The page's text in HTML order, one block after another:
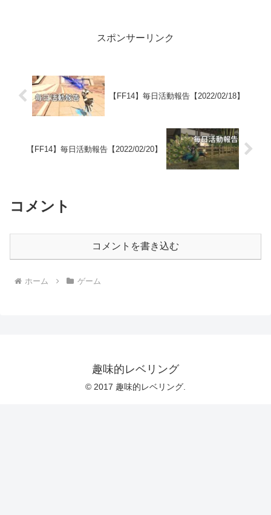
スポンサーリンク
【FF14】毎日活動報告【2022/02/18】
【FF14】毎日活動報告【2022/02/20】
コメント
コメントを書き込む
ホーム ゲーム
趣味的レベリング
© 2017 趣味的レベリング.